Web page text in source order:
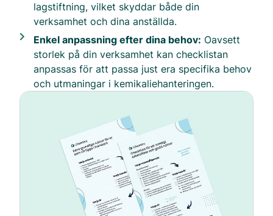
lagstiftning, vilket skyddar både din
verksamhet och dina anställda.
Enkel anpassning efter dina behov: Oavsett
storlek på din verksamhet kan checklistan
anpassas för att passa just era specifika behov
och utmaningar i kemikaliehanteringen.